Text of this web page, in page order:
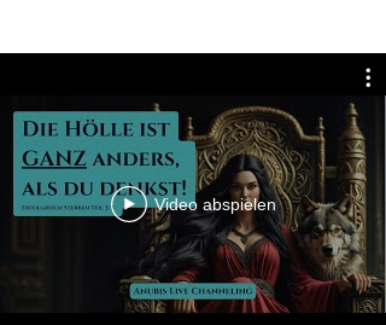
Video abspielen